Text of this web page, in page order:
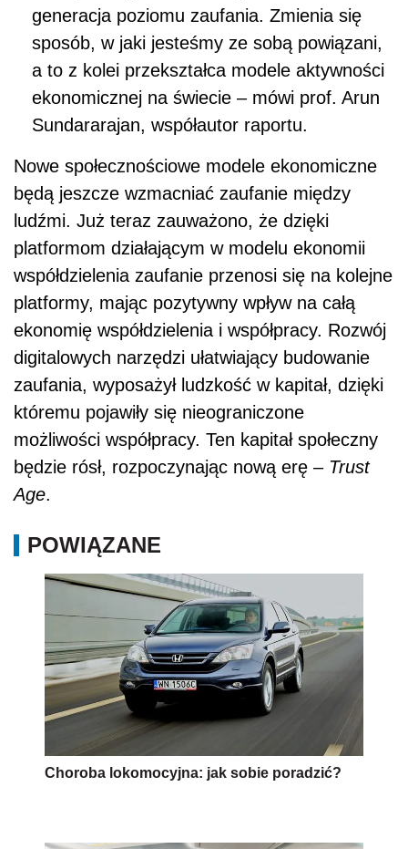
generacja poziomu zaufania. Zmienia się
sposób, w jaki jesteśmy ze sobą powiązani,
a to z kolei przekształca modele aktywności
ekonomicznej na świecie – mówi prof. Arun
Sundararajan, współautor raportu.
Nowe społecznościowe modele ekonomiczne
będą jeszcze wzmacniać zaufanie między
ludźmi. Już teraz zauważono, że dzięki
platformom działającym w modelu ekonomii
współdzielenia zaufanie przenosi się na kolejne
platformy, mając pozytywny wpływ na całą
ekonomię współdzielenia i współpracy. Rozwój
digitalowych narzędzi ułatwiający budowanie
zaufania, wyposażył ludzkość w kapitał, dzięki
któremu pojawiły się nieograniczone
możliwości współpracy. Ten kapitał społeczny
będzie rósł, rozpoczynając nową erę – Trust
Age.
POWIĄZANE
Choroba lokomocyjna: jak sobie poradzić?